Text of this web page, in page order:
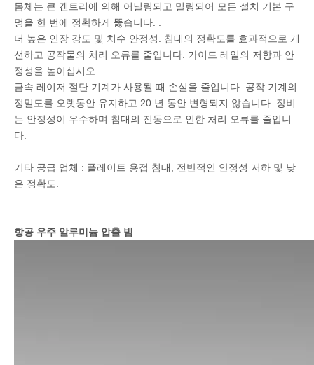
몸체는 큰 갠트리에 의해 어닐링되고 밀링되어 모든 설치 기본 구
멍을 한 번에 정확하게 뚫습니다. .
더 높은 인장 강도 및 치수 안정성. 침대의 정확도를 효과적으로 개
선하고 공작물의 처리 오류를 줄입니다. 가이드 레일의 저항과 안
정성을 높이십시오.
금속 레이저 절단 기계가 사용될 때 손실을 줄입니다. 공작 기계의
정밀도를 오랫동안 유지하고 20 년 동안 변형되지 않습니다. 장비
는 안정성이 우수하며 침대의 진동으로 인한 처리 오류를 줄입니
다.
기타 공급 업체 : 플레이트 용접 침대, 전반적인 안정성 저하 및 낮
은 정확도.
항공 우주 알루미늄 압출 빔